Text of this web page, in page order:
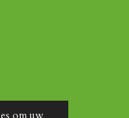
om uw